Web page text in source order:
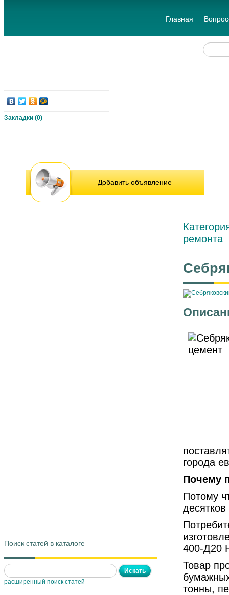
Главная
Закладки (0)
Добавить объявление
Поиск статей в каталоге
расширенный поиск статей
ремонта
города
Почему
Потому
десятков
400-Д20
Товар
тонны,